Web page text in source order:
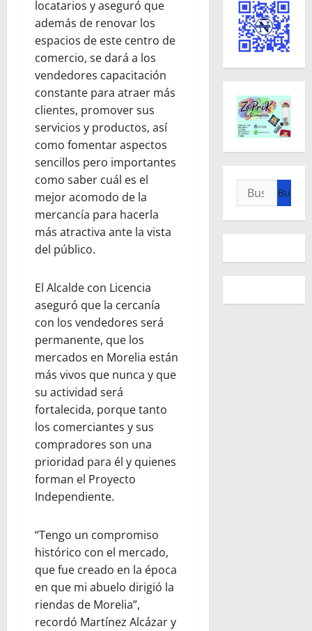
locatarios y aseguró que
además de renovar los
espacios de este centro de
comercio, se dará a los
vendedores capacitación
constante para atraer más
clientes, promover sus
servicios y productos, así
como fomentar aspectos
sencillos pero importantes
como saber cuál es el
mejor acomodo de la
mercancía para hacerla
más atractiva ante la vista
del público.
El Alcalde con Licencia
aseguró que la cercanía
con los vendedores será
permanente, que los
mercados en Morelia están
más vivos que nunca y que
su actividad será
fortalecida, porque tanto
los comerciantes y sus
compradores son una
prioridad para él y quienes
forman el Proyecto
Independiente.
“Tengo un compromiso
histórico con el mercado,
que fue creado en la época
en que mi abuelo dirigió la
riendas de Morelia”,
recordó Martínez Alcázar y
Buscar: